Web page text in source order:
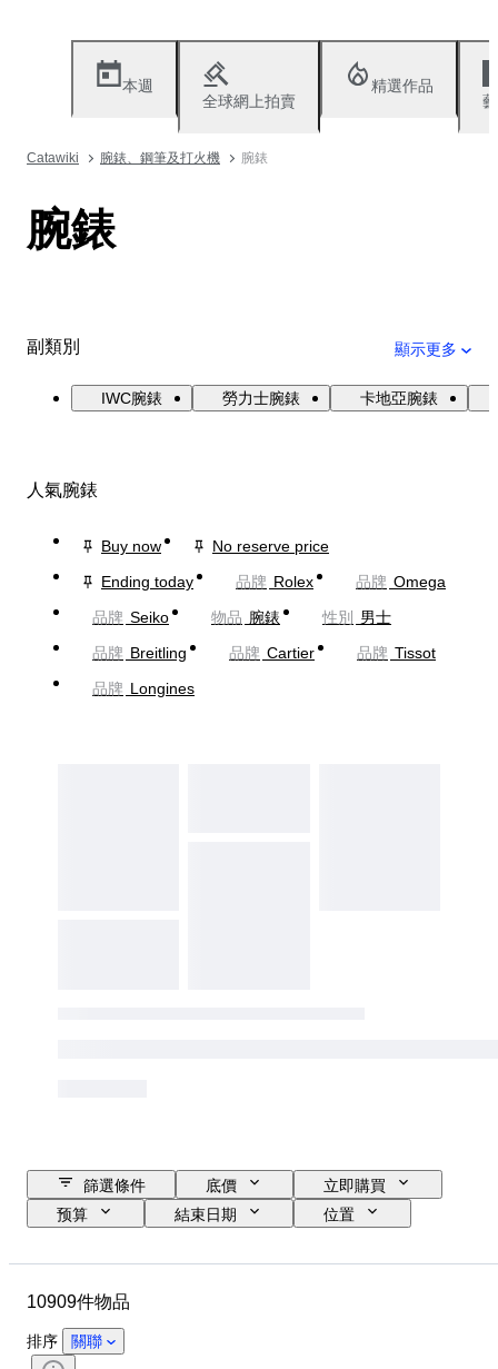
本週
全球網上拍賣
精選作品
Catawiki 腕錶、鋼筆及打火機 腕錶
腕錶
副類別 顯示更多
IWC腕錶 勞力士腕錶 卡地亞腕錶
人氣腕錶
Buy now
No reserve price
Ending today
品牌 Rolex 品牌 Omega
品牌 Seiko 物品 腕錶 性別
男士
品牌 Breitling 品牌 Cartier 品牌 Tissot
品牌 Longines
篩選條件 底價
立即購買
预算
結束日期
位置
性別
證明
訂裝
10909件物品
排序 關聯